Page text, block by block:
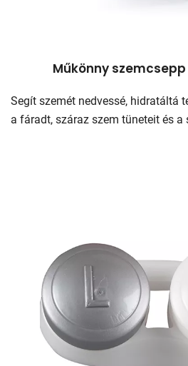
Műkönny
Segít szemét nedvessé, hidratáltá
a fáradt, száraz szem tüneteit és a